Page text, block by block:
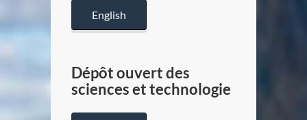
English
Dépôt ouvert des
sciences et technologie